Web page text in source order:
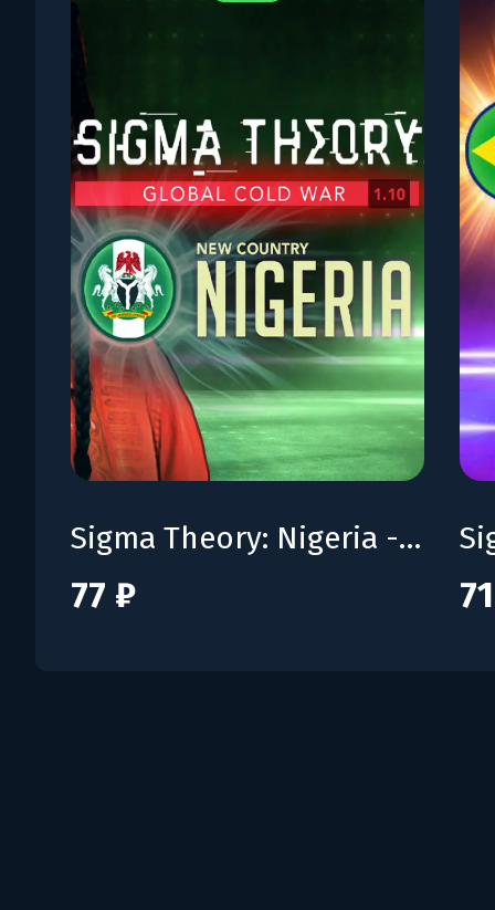
Sigma Theory: Nigeria - Additional Nation
77 ₽